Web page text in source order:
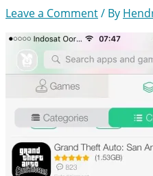
Leave a Comment/ By